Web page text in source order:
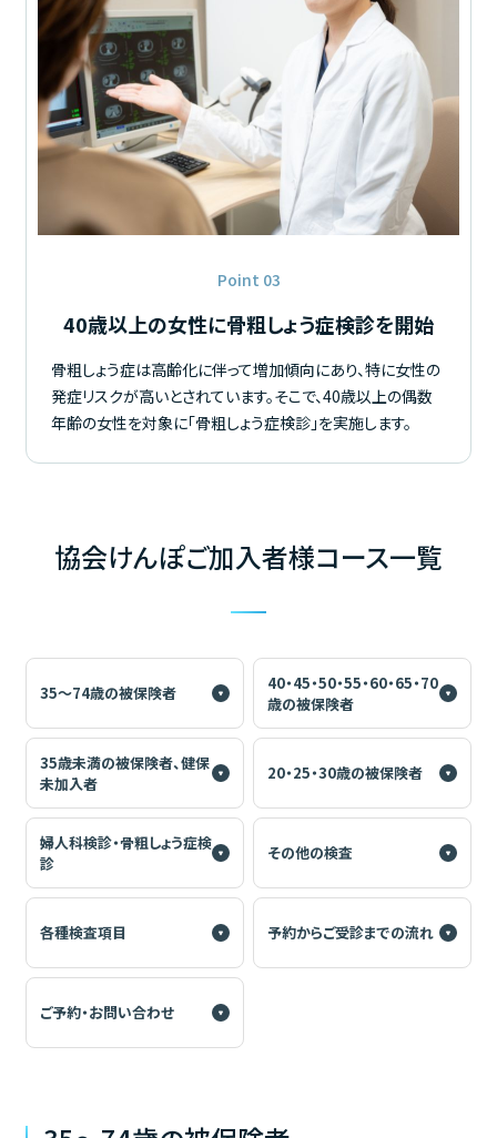
Point 03
40歳以上の女性に骨粗しょう症検診を開始
骨粗しょう症は高齢化に伴って増加傾向にあり、特に女性の
発症リスクが高いとされています。そこで、40歳以上の偶数
年齢の女性を対象に「骨粗しょう症検診」を実施します。
協会けんぽご加入者様コース一覧
35～74歳の被保険者
40・45・50・55・60・65・70
歳の被保険者
35歳未満の被保険者、健保
未加入者
20・25・30歳の被保険者
婦人科検診・骨粗しょう症検
診
その他の検査
各種検査項目 予約からご受診までの流れ
ご予約・お問い合わせ